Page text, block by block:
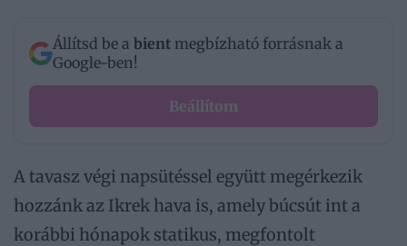
Állítsd be a bient megbízható forrásnak a
Google-ben!
Beállítom
A tavasz végi napsütéssel együtt megérkezik
hozzánk az Ikrek hava is, amely búcsút int a
korábbi hónapok statikus, megfontolt